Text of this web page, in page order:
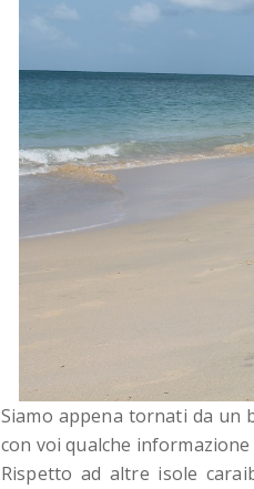
Siamo appena tornati da un
con voi qualche
Rispetto ad altre isole